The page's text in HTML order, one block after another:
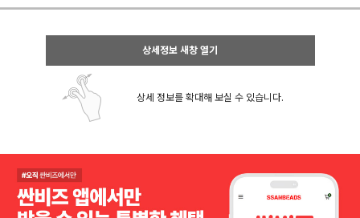
상세정보 새창 열기
상세 정보를 확대해 보실 수 있습니다.